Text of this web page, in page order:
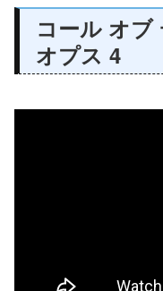
コール オブ
オプス 4